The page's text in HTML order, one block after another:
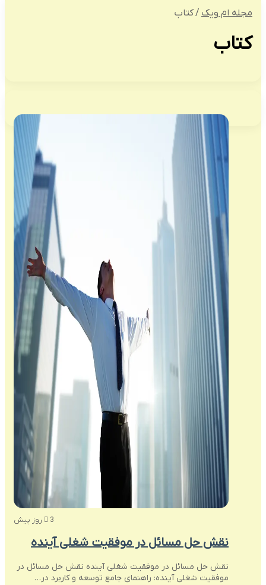
مجله ام ویک /کتاب
کتاب
3 روز پیش
نقش حل مسائل در موفقیت شغلی آینده
نقش حل مسائل در موفقیت شغلی آینده نقش حل مسائل در
موفقیت شغلی آینده: راهنمای جامع توسعه و کاربرد در…